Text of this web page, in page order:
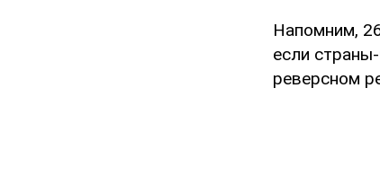
Напомним,
если
реверсном